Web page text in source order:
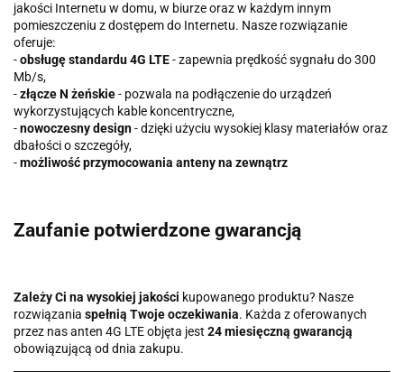
jakości Internetu w domu, w biurze oraz w każdym innym
pomieszczeniu z dostępem do Internetu. Nasze rozwiązanie
oferuje:
-obsługę standardu 4G LTE- zapewnia prędkość sygnału do 300
Mb/s,
-złącze N żeńskie- pozwala na podłączenie do urządzeń
wykorzystujących kable koncentryczne,
-nowoczesny design- dzięki użyciu wysokiej klasy materiałów oraz
dbałości o szczegóły,
-możliwość przymocowania anteny na zewnątrz
Zaufanie potwierdzone gwarancją
Zależy Ci na wysokiej jakości kupowanego produktu? Nasze
rozwiązania spełnią Twoje oczekiwania. Każda z oferowanych
przez nas anten 4G LTE objęta jest 24 miesięczną gwarancją
obowiązującą od dnia zakupu.